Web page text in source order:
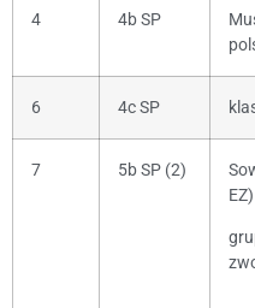
4 4b SP
6 4c SP
7 5b SP (2)
EZ)